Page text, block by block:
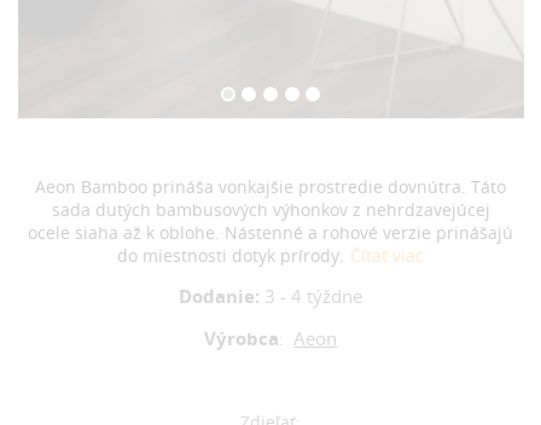
Aeon Bamboo prináša vonkajšie prostredie dovnútra. Táto
sada dutých bambusových výhonkov z nehrdzavejúcej
ocele siaha až k oblohe. Nástenné a rohové verzie prinášajú
do miestnosti dotyk prírody. Čítať viac
Dodanie: 3 - 4 týždne
Výrobca: Aeon